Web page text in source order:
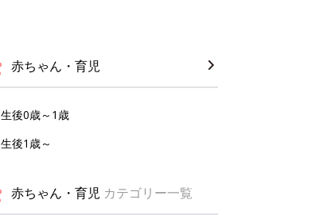
赤ちゃん・育児
生後0歳～1歳
生後1歳～
赤ちゃん・育児 カテゴリー一覧